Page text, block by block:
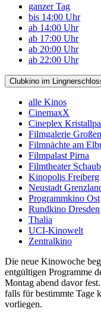
ganzer Tag
bis 14:00 Uhr
ab 14:00 Uhr
ab 17:00 Uhr
ab 20:00 Uhr
ab 22:00 Uhr
Clubkino im
alle Kinos
CinemaxX
Cineplex
Filmgalerie
Filmnächte am
Filmpalast Pirna
Filmtheater
Kinopolis Freiberg
Neustadt
Programmkino Ost
Rundkino Dresden
Thalia
UCI-Kinowelt
Zentralkino
Die neue Kinowoche
entgültigen Programme
Montag abend davor
falls für bestimmte Tage
vorliegen.